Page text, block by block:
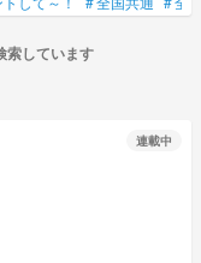
索しています
連載中